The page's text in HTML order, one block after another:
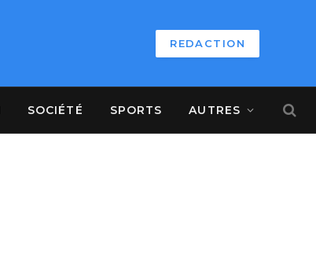
REDACTION
SOCIÉTÉ SPORTS AUTRES